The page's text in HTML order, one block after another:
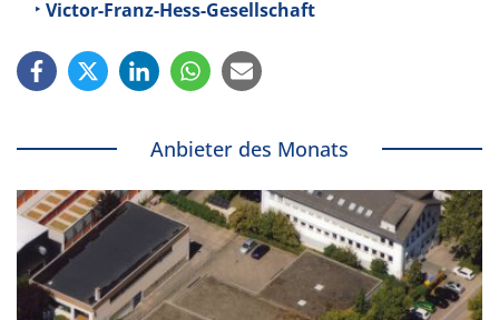
Victor-Franz-Hess-Gesellschaft
Anbieter des Monats